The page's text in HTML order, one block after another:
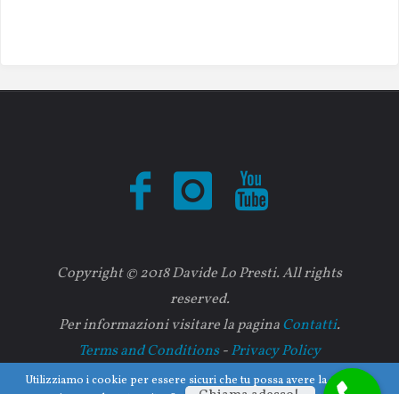
Copyright © 2018 Davide Lo Presti. All rights
reserved.
Per informazioni visitare la paginaContatti.
Terms and Conditions-Privacy Policy
Utilizziamo i cookie per essere sicuri che tu possa avere la migliore